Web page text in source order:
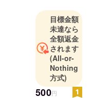
目標金額
未達なら
全額返金
されます
(All-or-
Nothing
方式)
500円